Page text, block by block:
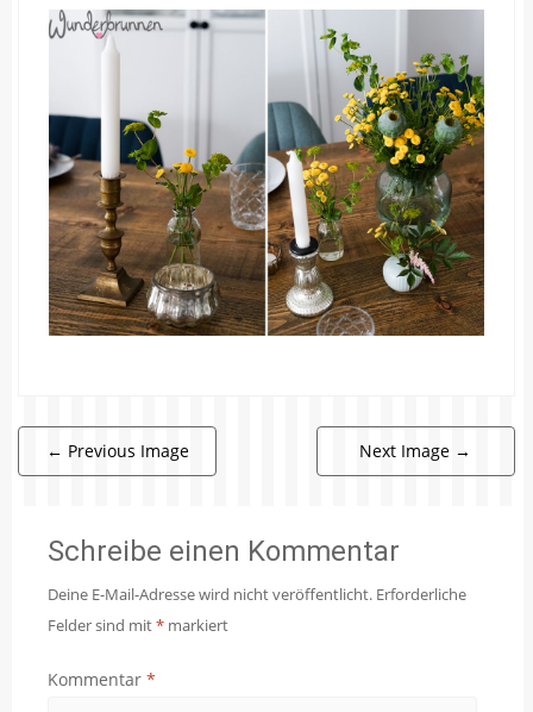
← Previous Image Next Image →
Schreibe einen Kommentar
Deine E-Mail-Adresse wird nicht veröffentlicht. Erforderliche
Felder sind mit* markiert
Kommentar *